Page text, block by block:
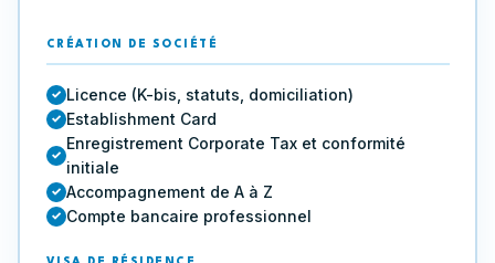
CRÉATION DE SOCIÉTÉ
Licence (K-bis, statuts, domiciliation)
Establishment Card
Enregistrement Corporate Tax et conformité
initiale
Accompagnement de A à Z
Compte bancaire professionnel